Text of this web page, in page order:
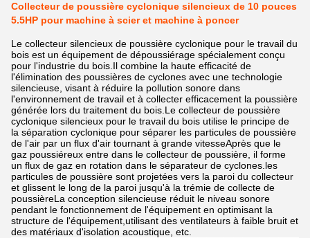
Collecteur de poussière cyclonique silencieux de 10 pouces
5.5HP pour machine à scier et machine à poncer
Le collecteur silencieux de poussière cyclonique pour le travail du
bois est un équipement de dépoussiérage spécialement conçu
pour l'industrie du bois.Il combine la haute efficacité de
l'élimination des poussières de cyclones avec une technologie
silencieuse, visant à réduire la pollution sonore dans
l'environnement de travail et à collecter efficacement la poussière
générée lors du traitement du bois.Le collecteur de poussière
cyclonique silencieux pour le travail du bois utilise le principe de
la séparation cyclonique pour séparer les particules de poussière
de l'air par un flux d'air tournant à grande vitesseAprès que le
gaz poussiéreux entre dans le collecteur de poussière, il forme
un flux de gaz en rotation dans le séparateur de cyclones.les
particules de poussière sont projetées vers la paroi du collecteur
et glissent le long de la paroi jusqu'à la trémie de collecte de
poussièreLa conception silencieuse réduit le niveau sonore
pendant le fonctionnement de l'équipement en optimisant la
structure de l'équipement,utilisant des ventilateurs à faible bruit et
des matériaux d'isolation acoustique, etc.